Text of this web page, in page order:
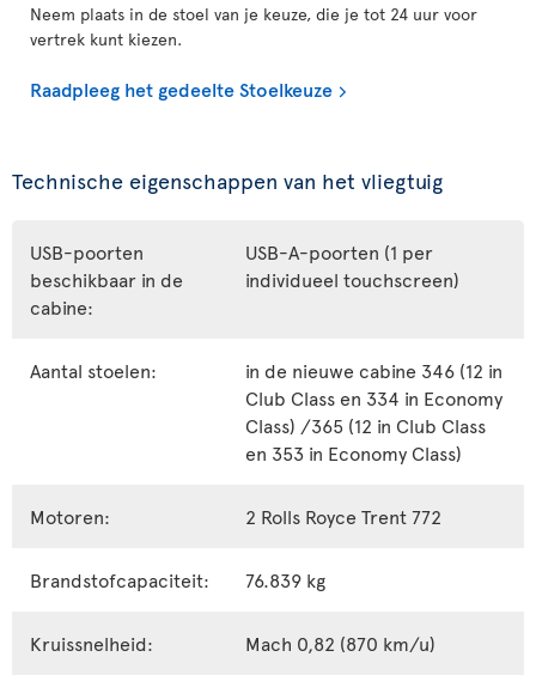
Neem plaats in de stoel van je keuze, die je tot 24 uur voor
vertrek kunt kiezen.
Raadpleeg het gedeelte Stoelkeuze
Technische eigenschappen van het vliegtuig
USB-poorten
beschikbaar in de
cabine:
USB-A-poorten (1 per
individueel touchscreen)
Aantal stoelen:
in de nieuwe cabine 346 (12 in
Club Class en 334 in Economy
Class) /365 (12 in Club Class
en 353 in Economy Class)
Motoren: 2 Rolls Royce Trent 772
Brandstofcapaciteit: 76.839 kg
Kruissnelheid: Mach 0,82 (870 km/u)